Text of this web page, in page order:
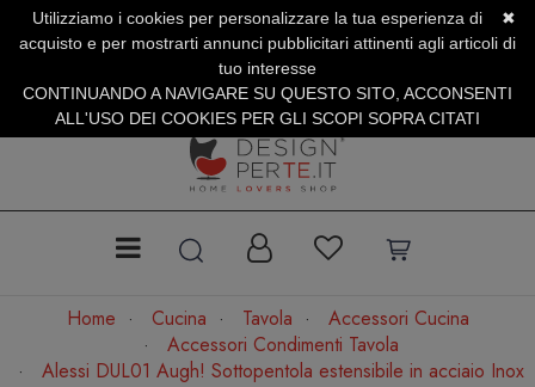
SERVIZIO CLIENTI +39.0773.470.562
SUMMER SALES | Fino al 31 Agosto
Home Cucina Tavola
Accessori Cucina
Accessori Condimenti Tavola
Alessi DUL01 Augh! Sottopentola estensibile in acciaio Inox
✖
Utilizziamo i cookies per personalizzare la tua esperienza di
acquisto e per mostrarti annunci pubblicitari attinenti agli articoli di
tuo interesse
CONTINUANDO A NAVIGARE SU QUESTO SITO, ACCONSENTI
ALL'USO DEI COOKIES PER GLI SCOPI SOPRA CITATI